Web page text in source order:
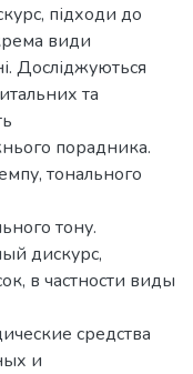
підходи до
види
Досліджуються
та
порадника.
тонального
тону.
дискурс,
в частности виды
средства
и